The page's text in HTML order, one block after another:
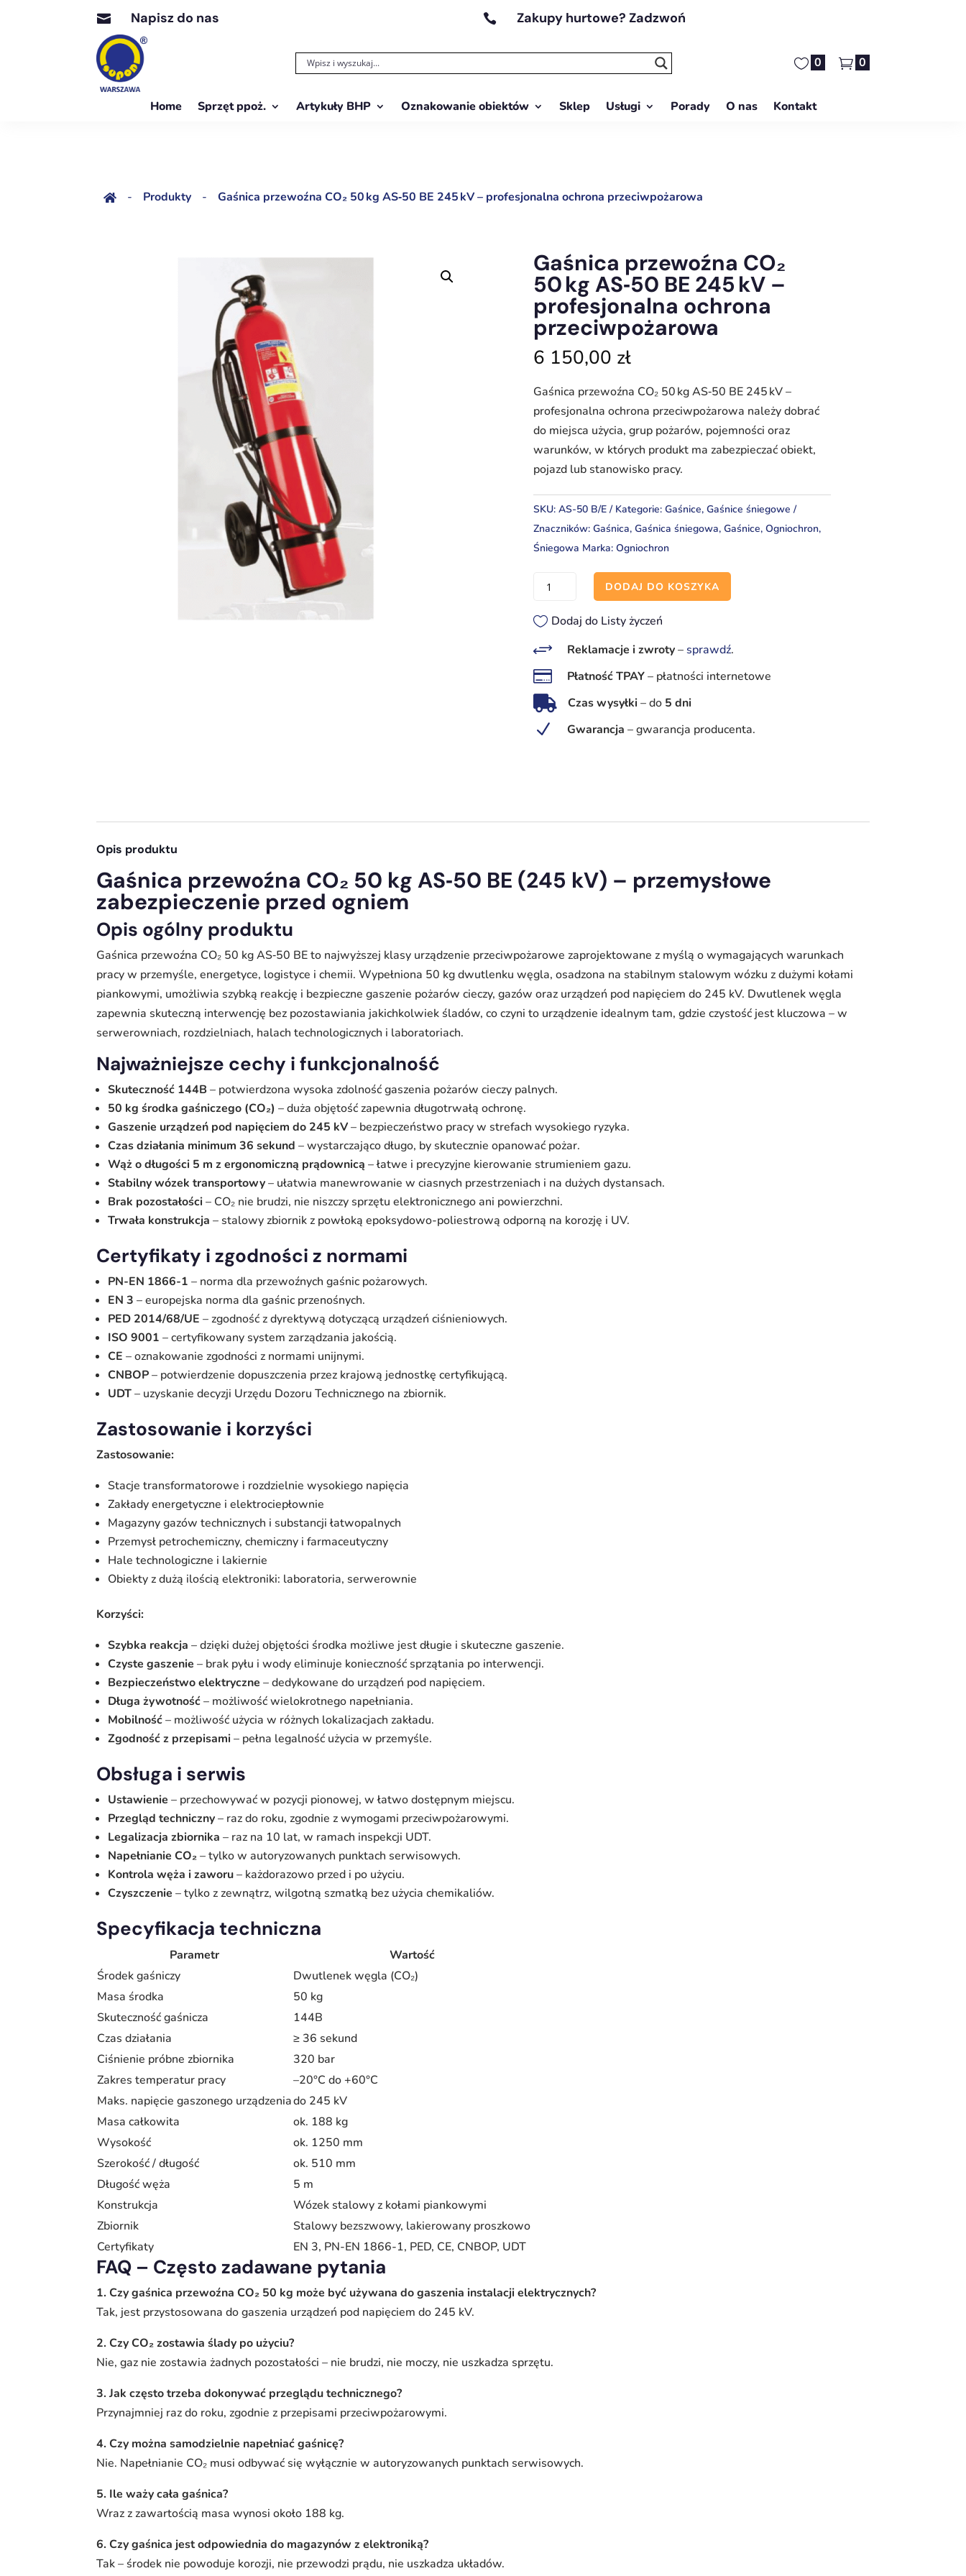
 Napisz do nas  Zakupy hurtowe? Zadzwoń
0 0
Home Sprzęt ppoż. Artykuły BHP Oznakowanie obiektów Sklep Usługi Porady O nas Kontakt
 - Produkty - Gaśnica przewoźna CO₂ 50 kg AS‑50 BE 245 kV – profesjonalna ochrona przeciwpożarowa
Gaśnica przewoźna CO₂
50 kg AS‑50 BE 245 kV –
profesjonalna ochrona
przeciwpożarowa
6 150,00 zł
Gaśnica przewoźna CO₂ 50 kg AS‑50 BE 245 kV –
profesjonalna ochrona przeciwpożarowa należy dobrać
do miejsca użycia, grup pożarów, pojemności oraz
warunków, w których produkt ma zabezpieczać obiekt,
pojazd lub stanowisko pracy.
SKU: AS-50 B/E Kategorie: Gaśnice, Gaśnice śniegowe
Znaczników: Gaśnica, Gaśnica śniegowa, Gaśnice, Ogniochron,
Śniegowa Marka: Ogniochron
ilość
przewoźna
50 kg
AS‑50
BE
245 kV
–
DODAJ DO KOSZYKA
Dodaj do Listy życzeń
+ Reklamacje i zwroty–sprawdź.
 Płatność TPAY– płatności internetowe
 Czas wysyłki–do 5 dni
N Gwarancja–gwarancja producenta.
Opis produktu
Gaśnica przewoźna CO₂ 50 kg AS‑50 BE (245 kV) – przemysłowe
zabezpieczenie przed ogniem
Opis ogólny produktu
Gaśnica przewoźna CO₂ 50 kg AS‑50 BE to najwyższej klasy urządzenie przeciwpożarowe zaprojektowane z myślą o wymagających warunkach
pracy w przemyśle, energetyce, logistyce i chemii. Wypełniona 50 kg dwutlenku węgla, osadzona na stabilnym stalowym wózku z dużymi kołami
piankowymi, umożliwia szybką reakcję i bezpieczne gaszenie pożarów cieczy, gazów oraz urządzeń pod napięciem do 245 kV. Dwutlenek węgla
zapewnia skuteczną interwencję bez pozostawiania jakichkolwiek śladów, co czyni to urządzenie idealnym tam, gdzie czystość jest kluczowa – w
serwerowniach, rozdzielniach, halach technologicznych i laboratoriach.
Najważniejsze cechy i funkcjonalność
Skuteczność 144B – potwierdzona wysoka zdolność gaszenia pożarów cieczy palnych.
50 kg środka gaśniczego (CO₂) – duża objętość zapewnia długotrwałą ochronę.
Gaszenie urządzeń pod napięciem do 245 kV– bezpieczeństwo pracy w strefach wysokiego ryzyka.
Czas działania minimum 36 sekund – wystarczająco długo, by skutecznie opanować pożar.
Wąż o długości 5 m z ergonomiczną prądownicą – łatwe i precyzyjne kierowanie strumieniem gazu.
Stabilny wózek transportowy– ułatwia manewrowanie w ciasnych przestrzeniach i na dużych dystansach.
Brak pozostałości– CO₂ nie brudzi, nie niszczy sprzętu elektronicznego ani powierzchni.
Trwała konstrukcja – stalowy zbiornik z powłoką epoksydowo-poliestrową odporną na korozję i UV.
Certyfikaty i zgodności z normami
PN-EN 1866-1 – norma dla przewoźnych gaśnic pożarowych.
EN 3 – europejska norma dla gaśnic przenośnych.
PED 2014/68/UE – zgodność z dyrektywą dotyczącą urządzeń ciśnieniowych.
ISO 9001 – certyfikowany system zarządzania jakością.
CE – oznakowanie zgodności z normami unijnymi.
CNBOP– potwierdzenie dopuszczenia przez krajową jednostkę certyfikującą.
UDT– uzyskanie decyzji Urzędu Dozoru Technicznego na zbiornik.
Zastosowanie i korzyści
Zastosowanie:
Stacje transformatorowe i rozdzielnie wysokiego napięcia
Zakłady energetyczne i elektrociepłownie
Magazyny gazów technicznych i substancji łatwopalnych
Przemysł petrochemiczny, chemiczny i farmaceutyczny
Hale technologiczne i lakiernie
Obiekty z dużą ilością elektroniki: laboratoria, serwerownie
Korzyści:
Szybka reakcja – dzięki dużej objętości środka możliwe jest długie i skuteczne gaszenie.
Czyste gaszenie – brak pyłu i wody eliminuje konieczność sprzątania po interwencji.
Bezpieczeństwo elektryczne – dedykowane do urządzeń pod napięciem.
Długa żywotność– możliwość wielokrotnego napełniania.
Mobilność– możliwość użycia w różnych lokalizacjach zakładu.
Zgodność z przepisami– pełna legalność użycia w przemyśle.
Obsługa i serwis
Ustawienie – przechowywać w pozycji pionowej, w łatwo dostępnym miejscu.
Przegląd techniczny– raz do roku, zgodnie z wymogami przeciwpożarowymi.
Legalizacja zbiornika – raz na 10 lat, w ramach inspekcji UDT.
Napełnianie CO₂– tylko w autoryzowanych punktach serwisowych.
Kontrola węża i zaworu– każdorazowo przed i po użyciu.
Czyszczenie – tylko z zewnątrz, wilgotną szmatką bez użycia chemikaliów.
Specyfikacja techniczna
Parametr
Wartość
Środek gaśniczy
Dwutlenek węgla (CO₂)
Masa środka
50 kg
Skuteczność gaśnicza
144B
Czas działania
≥ 36 sekund
Ciśnienie próbne zbiornika
320 bar
Zakres temperatur pracy
–20°C do +60°C
Maks. napięcie gaszonego urządzeniado 245 kV
Masa całkowita
ok. 188 kg
Wysokość
ok. 1250 mm
Szerokość / długość
ok. 510 mm
Długość węża
5 m
Konstrukcja
Wózek stalowy z kołami piankowymi
Zbiornik
Stalowy bezszwowy, lakierowany proszkowo
Certyfikaty
EN 3, PN-EN 1866-1, PED, CE, CNBOP, UDT
FAQ – Często zadawane pytania
1. Czy gaśnica przewoźna CO₂ 50 kg może być używana do gaszenia instalacji elektrycznych?
Tak, jest przystosowana do gaszenia urządzeń pod napięciem do 245 kV.
2. Czy CO₂ zostawia ślady po użyciu?
Nie, gaz nie zostawia żadnych pozostałości – nie brudzi, nie moczy, nie uszkadza sprzętu.
3. Jak często trzeba dokonywać przeglądu technicznego?
Przynajmniej raz do roku, zgodnie z przepisami przeciwpożarowymi.
4. Czy można samodzielnie napełniać gaśnicę?
Nie. Napełnianie CO₂ musi odbywać się wyłącznie w autoryzowanych punktach serwisowych.
5. Ile waży cała gaśnica?
Wraz z zawartością masa wynosi około 188 kg.
6. Czy gaśnica jest odpowiednia do magazynów z elektroniką?
Tak – środek nie powoduje korozji, nie przewodzi prądu, nie uszkadza układów.